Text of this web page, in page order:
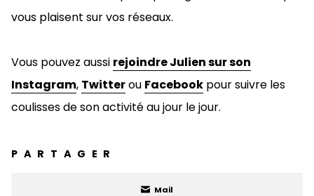
vous plaisent sur vos réseaux.
Vous pouvez aussi rejoindre Julien sur son
Instagram, Twitterou Facebook pour suivre les
coulisses de son activité au jour le jour.
PARTAGER
Mail